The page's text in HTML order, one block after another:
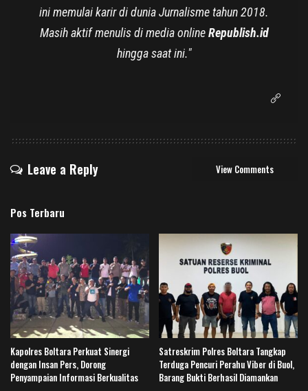
ini memulai karir di dunia Jurnalisme tahun 2018.
Masih aktif menulis di media onlineRepublish.id
hingga saat ini."
Leave a Reply View Comments
Pos Terbaru
Kapolres Boltara Perkuat Sinergi
dengan Insan Pers, Dorong
Penyampaian Informasi Berkualitas
Satreskrim Polres Boltara Tangkap
Terduga Pencuri Perahu Viber di Buol,
Barang Bukti Berhasil Diamankan